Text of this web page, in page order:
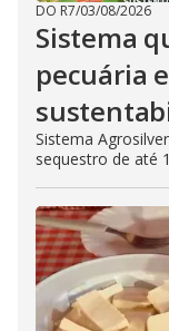
DO R7/03/08/2026
Sistema
pecuária
Sistema
sequestro de até